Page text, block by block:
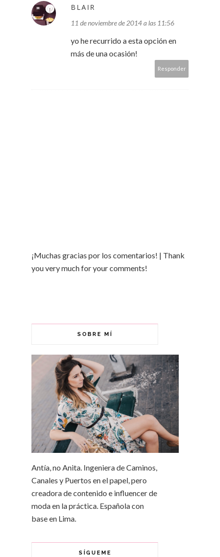
BLAIR
11 de noviembre de 2014 a las 11:56
yo he recurrido a esta opción en
más de una ocasión!
Responder
¡Muchas gracias por los comentarios! | Thank
you very much for your comments!
SOBRE MÍ
Antía, no Anita. Ingeniera de Caminos,
Canales y Puertos en el papel, pero
creadora de contenido e influencer de
moda en la práctica. Española con
base en Lima.
SÍGUEME